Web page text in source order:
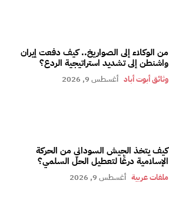
من الوكلاء إلى الصواريخ.. كيف دفعت إيران
واشنطن إلى تشديد استراتيجية الردع؟
وثائق أبوت أباد أغسطس 9, 2026
كيف يتخذ الجيش السوداني من الحركة
الإسلامية درعًا لتعطيل الحل السلمي؟
ملفات عربية أغسطس 9, 2026